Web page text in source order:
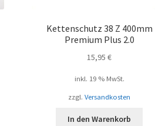
Kettenschutz 38 Z 400mm
Premium Plus 2.0
15,95€
inkl. 19 % MwSt.
zzgl.Versandkosten
In den Warenkorb